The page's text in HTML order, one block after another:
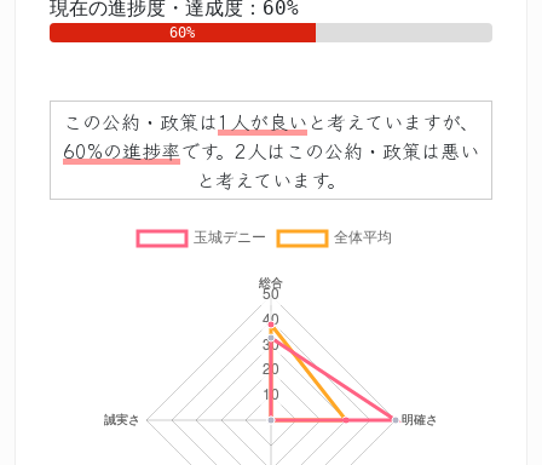
現在の進捗度・達成度：60%
60%
この公約・政策は1人が良い と考えていますが、
60%の進捗率です。2人はこの公約・政策は悪い
と考えています。